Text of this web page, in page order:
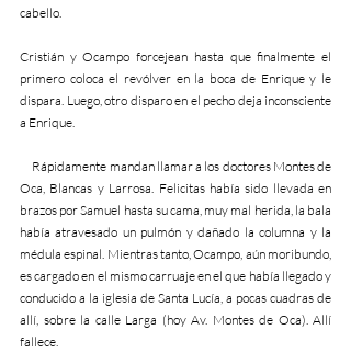
cabello.
Cristián y Ocampo forcejean hasta que finalmente el
primero coloca el revólver en la boca de Enrique y le
dispara. Luego, otro disparo en el pecho deja inconsciente
a Enrique.
Oca, Blancas y Larrosa. Felicitas había sido llevada en
brazos por Samuel hasta su cama, muy mal herida, la bala
había atravesado un pulmón y dañado la columna y la
médula espinal. Mientras tanto, Ocampo, aún moribundo,
es cargado en el mismo carruaje en el que había llegado y
conducido a la iglesia de Santa Lucía, a pocas cuadras de
allí, sobre la calle Larga (hoy Av. Montes de Oca). Allí
fallece.